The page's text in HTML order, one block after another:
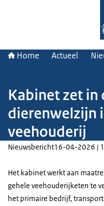
Home Actueel
Kabinet zet in
dierenwelzijn
veehouderij
Nieuwsbericht16-04-2026 |
Het kabinet werkt aan
gehele veehouderijketen te
het primaire bedrijf,